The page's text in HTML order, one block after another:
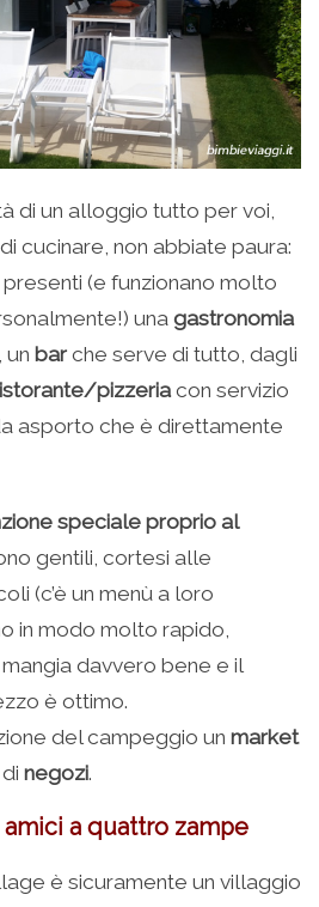
di un alloggio tutto per voi,
cucinare, non abbiate paura:
(e funzionano molto
una gastronomia
, un bar che serve di tutto, dagli
pizzeriacon servizio
asporto che è direttamente
speciale proprio al
gentili, cortesi alle
(c’è un menù a loro
in modo molto rapido,
davvero bene e il
è ottimo.
del campeggio un market
negozi.
a quattro zampe
è sicuramente un villaggio